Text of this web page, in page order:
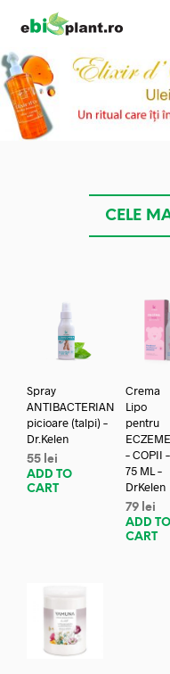
CELE
Spray
ANTIBACTERIAN
picioare (talpi) –
Dr.Kelen
55 lei
ADD TO
CART
Crema
Lipo
pentru
ECZEME
– COPII –
75 ML –
DrKelen
79 lei
ADD TO
CART